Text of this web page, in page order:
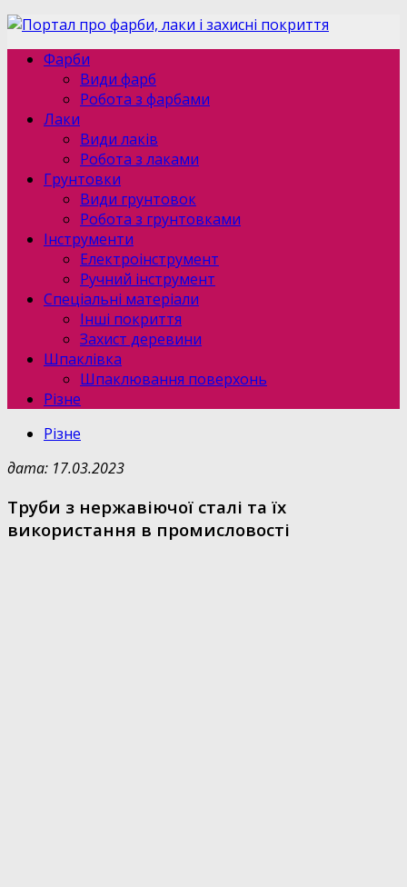
Фарби
Види фарб
Робота з фарбами
Лаки
Види лаків
Робота з лаками
Грунтовки
Види грунтовок
Робота з грунтовками
Інструменти
Електроінструмент
Ручний інструмент
Спеціальні матеріали
Інші покриття
Захист деревини
Шпаклівка
Шпаклювання поверхонь
Різне
Різне
дата: 17.03.2023
Труби з нержавіючої сталі та їх
використання в промисловості